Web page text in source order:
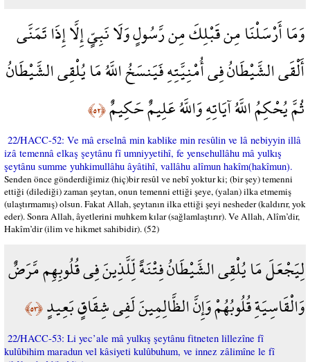
وَمَا أَرْسَلْنَا مِن قَبْلِكَ مِن رَّسُولٍ وَلَا نَبِيٍّ إِلَّا إِذَا تَمَنَّى
أَلْقَى الشَّيْطَانُ فِي أُمْنِيَّتِهِ فَيَنسَخُ اللَّهُ مَا يُلْقِي الشَّيْطَانُ
ثُمَّ يُحْكِمُ اللَّهُ آيَاتِهِ وَاللَّهُ عَلِيمٌ حَكِيمٌ﴿٥٢﴾
22/HACC-52: Ve mâ erselnâ min kablike min resûlin ve lâ nebiyyin illâ
izâ temennâ elkaş şeytânu fî umniyyetihî, fe yensehullâhu mâ yulkış
şeytânu summe yuhkimullâhu âyâtihî, vallâhu alîmun hakîm(hakîmun).
Senden önce gönderdiğimiz (hiç)bir resûl ve nebî yoktur ki; (bir şey) temenni
ettiği (dilediği) zaman şeytan, onun temenni ettiği şeye, (yalan) ilka etmemiş
(ulaştırmamış) olsun. Fakat Allah, şeytanın ilka ettiği şeyi nesheder (kaldırır, yok
eder). Sonra Allah, âyetlerini muhkem kılar (sağlamlaştırır). Ve Allah, Alîm’dir,
Hakîm’dir (ilim ve hikmet sahibidir). (52)
لِيَجْعَلَ مَا يُلْقِي الشَّيْطَانُ فِتْنَةً لِّلَّذِينَ فِي قُلُوبِهِم مَّرَضٌ
وَالْقَاسِيَةِ قُلُوبُهُمْ وَإِنَّ الظَّالِمِينَ لَفِي شِقَاقٍ بَعِيدٍ﴿٥٣﴾
22/HACC-53: Li yec’ale mâ yulkış şeytânu fitneten lillezîne fî
kulûbihim maradun vel kâsiyeti kulûbuhum, ve innez zâlimîne le fî